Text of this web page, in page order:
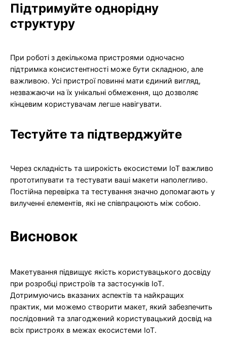
Підтримуйте однорідну
структуру
При роботі з декількома пристроями одночасно
підтримка консистентності може бути складною, але
важливою. Усі пристрої повинні мати єдиний вигляд,
незважаючи на їх унікальні обмеження, що дозволяє
кінцевим користувачам легше навігувати.
Тестуйте та підтверджуйте
Через складність та широкість екосистеми IoT важливо
прототипувати та тестувати ваші макети наполегливо.
Постійна перевірка та тестування значно допомагають у
вилученні елементів, які не співпрацюють між собою.
Висновок
Макетування підвищує якість користувацького досвіду
при розробці пристроїв та застосунків IoT.
Дотримуючись вказаних аспектів та найкращих
практик, ми можемо створити макет, який забезпечить
послідовний та злагоджений користувацький досвід на
всіх пристроях в межах екосистеми IoT.